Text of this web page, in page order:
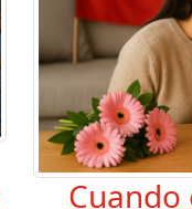
Cuando